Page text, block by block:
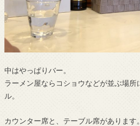
中はやっぱりバー。
ラーメン屋ならコショウなどが並ぶ場所
ル。
カウンター席と、テーブル席があります。